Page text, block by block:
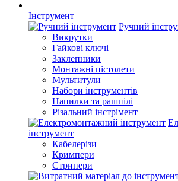
Інструмент
Ручний
Викрутки
Гайкові ключі
Заклепники
Монтажні пістолети
Мультитули
Набори інструментів
Напилки та рашпілі
Різальний інстрімент
інструмент
Кабелерізи
Кримпери
Стрипери